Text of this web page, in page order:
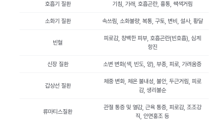
호흡기 질환 기침, 가래, 호흡곤란, 흉통, 쌕색거림
소화기 질환 속쓰림, 소화불량, 복통, 구토, 변비, 설사, 황달
빈혈
피로감, 창백한 피부, 호흡곤란(빈호흡), 심계
항진
신장 질환 소변 변화(색, 빈도, 양), 부종, 피로, 가려움증
갑상선 질환
체중 변화, 체온 불내성, 불안, 두근거림, 피로
감, 생리불순
류마티스질환
관절 통증 및 열감, 근육 통증, 피로감, 조조강
직, 안면홍조 등